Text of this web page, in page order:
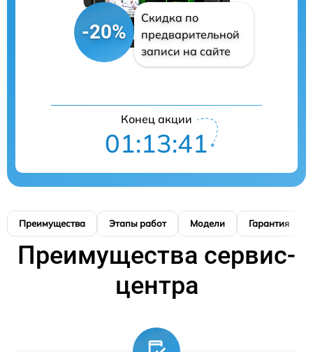
-20%
Скидка по
предварительной
записи на сайте
Конец акции
01:13:40
Преимущества Этапы работ Модели Гарантия
Преимущества сервис-
центра